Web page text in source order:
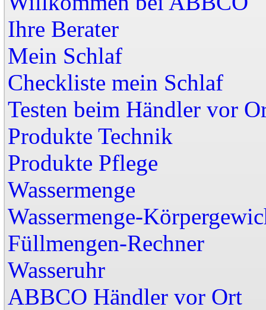
Ihre Berater
Mein Schlaf
Checkliste mein Schlaf
Testen beim Händler vor
Produkte Technik
Produkte Pflege
Wassermenge
Wassermenge-
Füllmengen-Rechner
Wasseruhr
ABBCO Händler